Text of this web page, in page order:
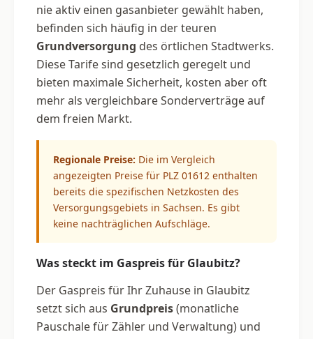
nie aktiv einen gasanbieter gewählt haben,
befinden sich häufig in der teuren
Grundversorgung des örtlichen Stadtwerks.
Diese Tarife sind gesetzlich geregelt und
bieten maximale Sicherheit, kosten aber oft
mehr als vergleichbare Sonderverträge auf
dem freien Markt.
Regionale Preise: Die im Vergleich
angezeigten Preise für PLZ 01612 enthalten
bereits die spezifischen Netzkosten des
Versorgungsgebiets in Sachsen. Es gibt
keine nachträglichen Aufschläge.
Was steckt im Gaspreis für Glaubitz?
Der Gaspreis für Ihr Zuhause in Glaubitz
setzt sich aus Grundpreis(monatliche
Pauschale für Zähler und Verwaltung) und